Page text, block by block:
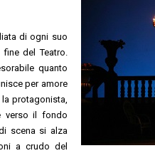
di ogni suo
del Teatro.
quanto
per amore
protagonista,
verso il fondo
scena si alza
a crudo del